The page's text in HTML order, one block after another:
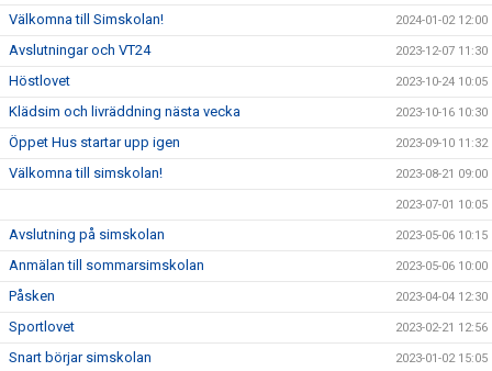
Välkomna till Simskolan! 2024-01-02 12:00
Avslutningar och VT24 2023-12-07 11:30
Höstlovet 2023-10-24 10:05
Klädsim och livräddning nästa vecka 2023-10-16 10:30
Öppet Hus startar upp igen 2023-09-10 11:32
Välkomna till simskolan! 2023-08-21 09:00
2023-07-01 10:05
Avslutning på simskolan 2023-05-06 10:15
Anmälan till sommarsimskolan 2023-05-06 10:00
Påsken 2023-04-04 12:30
Sportlovet 2023-02-21 12:56
Snart börjar simskolan 2023-01-02 15:05